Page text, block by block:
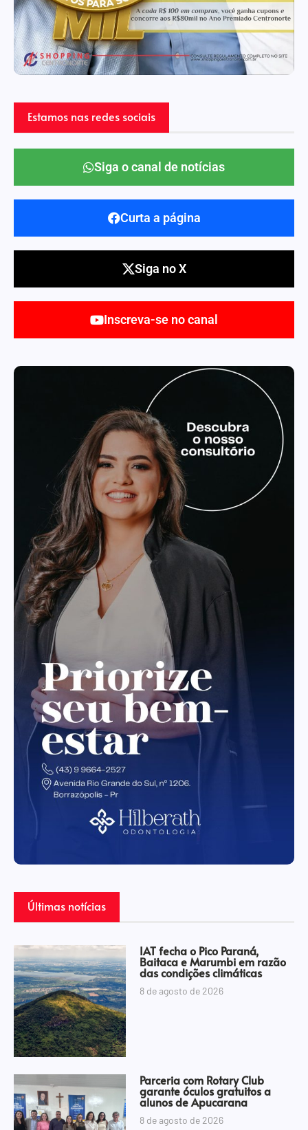
Estamos nas redes sociais
Siga o canal de notícias
Curta a página
Siga no X
Inscreva-se no canal
Últimas notícias
IAT fecha o Pico Paraná,
Baitaca e Marumbi em razão
das condições climáticas
8 de agosto de 2026
Parceria com Rotary Club
garante óculos gratuitos a
alunos de Apucarana
8 de agosto de 2026